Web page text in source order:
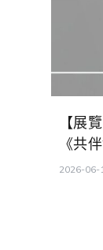
【展
《共
2026-06-